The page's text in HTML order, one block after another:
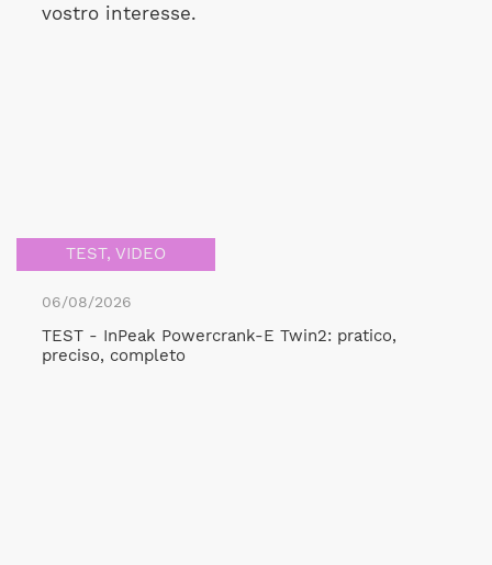
vostro interesse.
TEST, VIDEO
06/08/2026
TEST - InPeak Powercrank-E Twin2: pratico,
preciso, completo